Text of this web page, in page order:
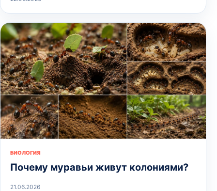
БИОЛОГИЯ
Почему муравьи живут колониями?
21.06.2026